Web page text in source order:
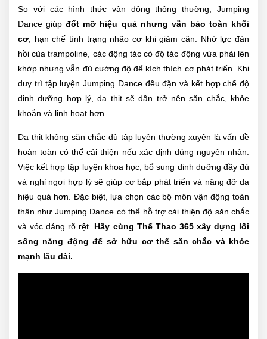
So với các hình thức vận động thông thường, Jumping
Dance giúpđốt mỡ hiệu quả nhưng vẫn bảo toàn khối
cơ , hạn chế tình trạng nhão cơ khi giảm cân. Nhờ lực đàn
hồi của trampoline, các động tác có độ tác động vừa phải lên
khớp nhưng vẫn đủ cường độ để kích thích cơ phát triển. Khi
duy trì tập luyện Jumping Dance đều đặn và kết hợp chế độ
dinh dưỡng hợp lý, da thịt sẽ dần trở nên săn chắc, khỏe
khoắn và linh hoạt hơn.
Da thịt không săn chắc dù tập luyện thường xuyên là vấn đề
hoàn toàn có thể cải thiện nếu xác định đúng nguyên nhân.
Việc kết hợp tập luyện khoa học, bổ sung dinh dưỡng đầy đủ
và nghỉ ngơi hợp lý sẽ giúp cơ bắp phát triển và nâng đỡ da
hiệu quả hơn. Đặc biệt, lựa chọn các bộ môn vận động toàn
thân như Jumping Dance có thể hỗ trợ cải thiện độ săn chắc
và vóc dáng rõ rệt. Hãy cùng Thể Thao 365 xây dựng lối
sống năng động để sở hữu cơ thể săn chắc và khỏe
mạnh lâu dài.